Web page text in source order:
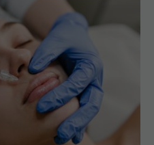
un obicei greu de